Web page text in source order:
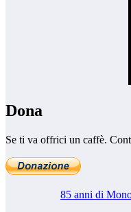
Dona
Se ti va offrici un caffè.
85 anni di